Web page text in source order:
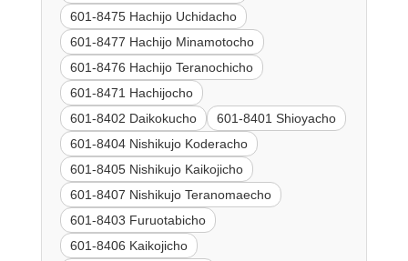
601-8475 Hachijo Uchidacho
601-8477 Hachijo Minamotocho
601-8476 Hachijo Teranochicho
601-8471 Hachijocho
601-8402 Daikokucho
601-8401 Shioyacho
601-8404 Nishikujo Koderacho
601-8405 Nishikujo Kaikojicho
601-8407 Nishikujo Teranomaecho
601-8403 Furuotabicho
601-8406 Kaikojicho